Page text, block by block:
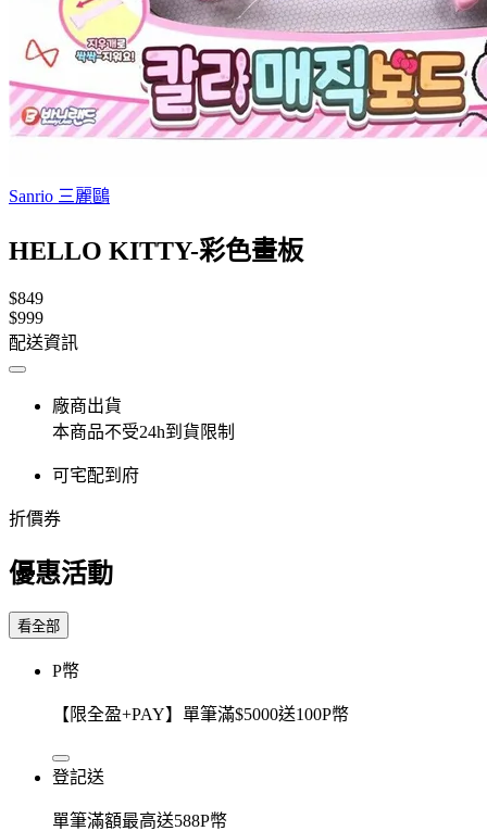
Sanrio 三麗鷗
HELLO KITTY-彩色畫板
$849
$999
配送資訊
廠商出貨
本商品不受24h到貨限制
可宅配到府
折價券
優惠活動
看全部
P幣
【限全盈+PAY】單筆滿$5000送100P幣
登記送
單筆滿額最高送588P幣